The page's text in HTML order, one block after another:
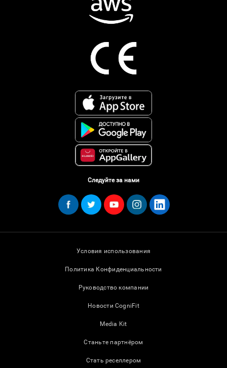
Следуйте за нами
Условия использования
Политика Конфиденциальности
Руководство компании
Новости CogniFit
Media Kit
Станьте партнёром
Стать реселлером